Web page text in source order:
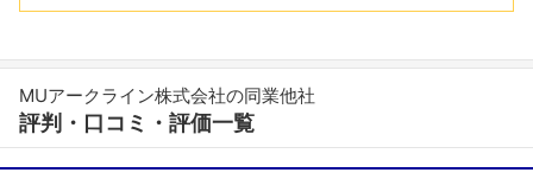
MUアークライン株式会社の同業他社
評判・口コミ・評価一覧